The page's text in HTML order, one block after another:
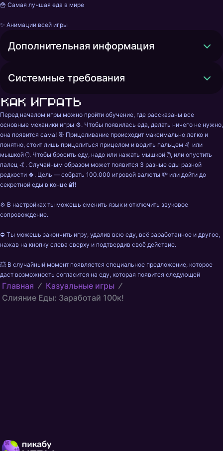
🍟 Самая лучшая еда в мире
✨ Анимации всей игры
Дополнительная информация
Системные требования
Как играть
Перед началом игры можно пройти обучение, где рассказаны все
основные механики игры ⚙︎. Чтобы появилась еда, делать ничего не нужно,
она появится сама! 🎯 Прицеливание происходит максимально легко и
понятно, стоит лишь прицелиться прицелом и водить пальцем 🤙 или
мышкой 🖱️. Чтобы бросить еду, надо или нажать мышкой 🖱️, или опустить
палец 🤙. Случайным образом может появится 3 разные еды разной
редкости 🍀. Цель — собрать 100.000 игровой валюты 💸 или дойти до
секретной еды в конце 🔐!
⚙️ В настройках ты можешь сменить язык и отключить звуковое
сопровождение.
⛔ Ты можешь закончить игру, удалив всю еду, всё заработанное и другое,
нажав на кнопку слева сверху и подтвердив своё действие.
💥 В случайный момент появляется специальное предложение, которое
даст возможность согласится на еду, которая появится следующей
Главная
Казуальные игры
Слияние Еды: Заработай 100к!